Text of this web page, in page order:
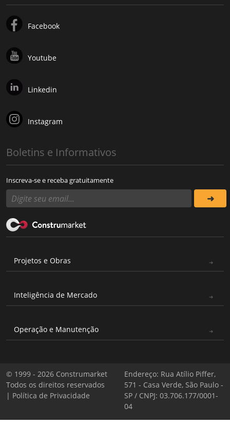
Facebook
Youtube
Linkedin
Instagram
Boletins e Informativos
Inscreva-se e receba gratuitamente
Projetos e Obras
Inteligência de Mercado
Operação e Manutenção
© 1999 - 2026 Construmarket
Todos os direitos reservados
| Política de Privacidade
Endereço: Rua Atílio Piffer,
571 - Casa Verde, São Paulo -
SP / CNPJ: 03.706.177/0001-
04